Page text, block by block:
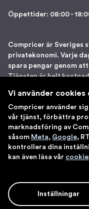
Öppettider: 08:00 -
Compricer är Sveriges
privatekonomi. Varje
spara pengar genom
Tjänsten är helt
försäkringsdistributör
Finansinspektionens
till en av Sveriges 100
trygg med att använda
Vi använder cookies
Compricer använder
vår tjänst, förbättra
marknadsföring av
såsom Meta, Google,
kontrollera dina
kan även läsa vår
Inställningar